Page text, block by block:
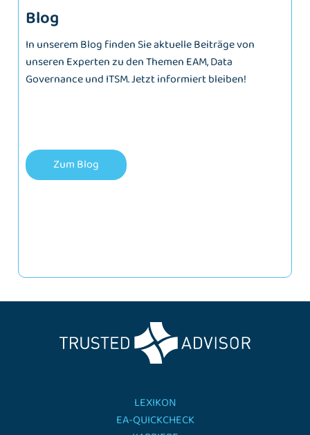
Blog
In unserem Blog finden Sie aktuelle Beiträge von
unseren Experten zu den Themen EAM, Data
Governance und ITSM. Jetzt informiert bleiben!
Zum Blog
LEXIKON
EA-QUICKCHECK